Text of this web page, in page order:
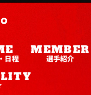
日程 選手紹介